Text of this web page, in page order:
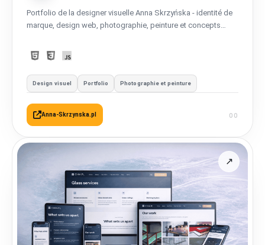
Portfolio de la designer visuelle Anna Skrzyńska - identité de
marque, design web, photographie, peinture et concepts
Design visuel Portfolio Photographie et peinture
Anna-Skrzynska.pl